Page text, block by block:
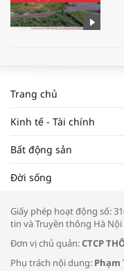
Trang chủ
Kinh tế - Tài chính
Bất động sản
Đời sống
Giấy phép hoạt động số:
tin và Truyền thông Hà Nội
Đơn vị chủ quản:CTCP
Phụ trách nội dung: Phạm